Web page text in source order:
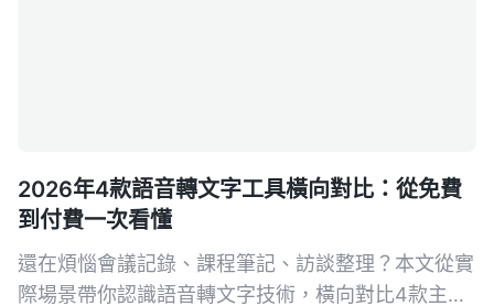
2026年4款語音轉文字工具橫向對比：從免費
到付費一次看懂
還在煩惱會議記錄、課程筆記、訪談整理？本文從實
際場景帶你認識語音轉文字技術，橫向對比4款主流